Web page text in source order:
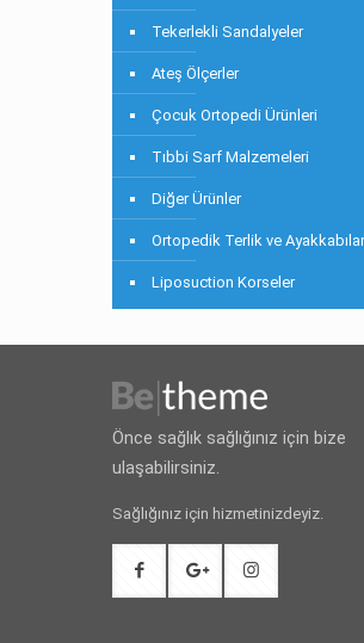
Tekerlekli Sandalyeler
Ateş Ölçerler
Çocuk Ortopedi Ürünleri
Tıbbi Sarf Malzemeleri
Diğer Ürünler
Ortopedik Terlik ve Ayakkabılar
Liposuction Korseler
Önce sağlık sağlığınız için bize
ulaşabilirsiniz.
Sağlığınız için hizmetinizdeyiz.